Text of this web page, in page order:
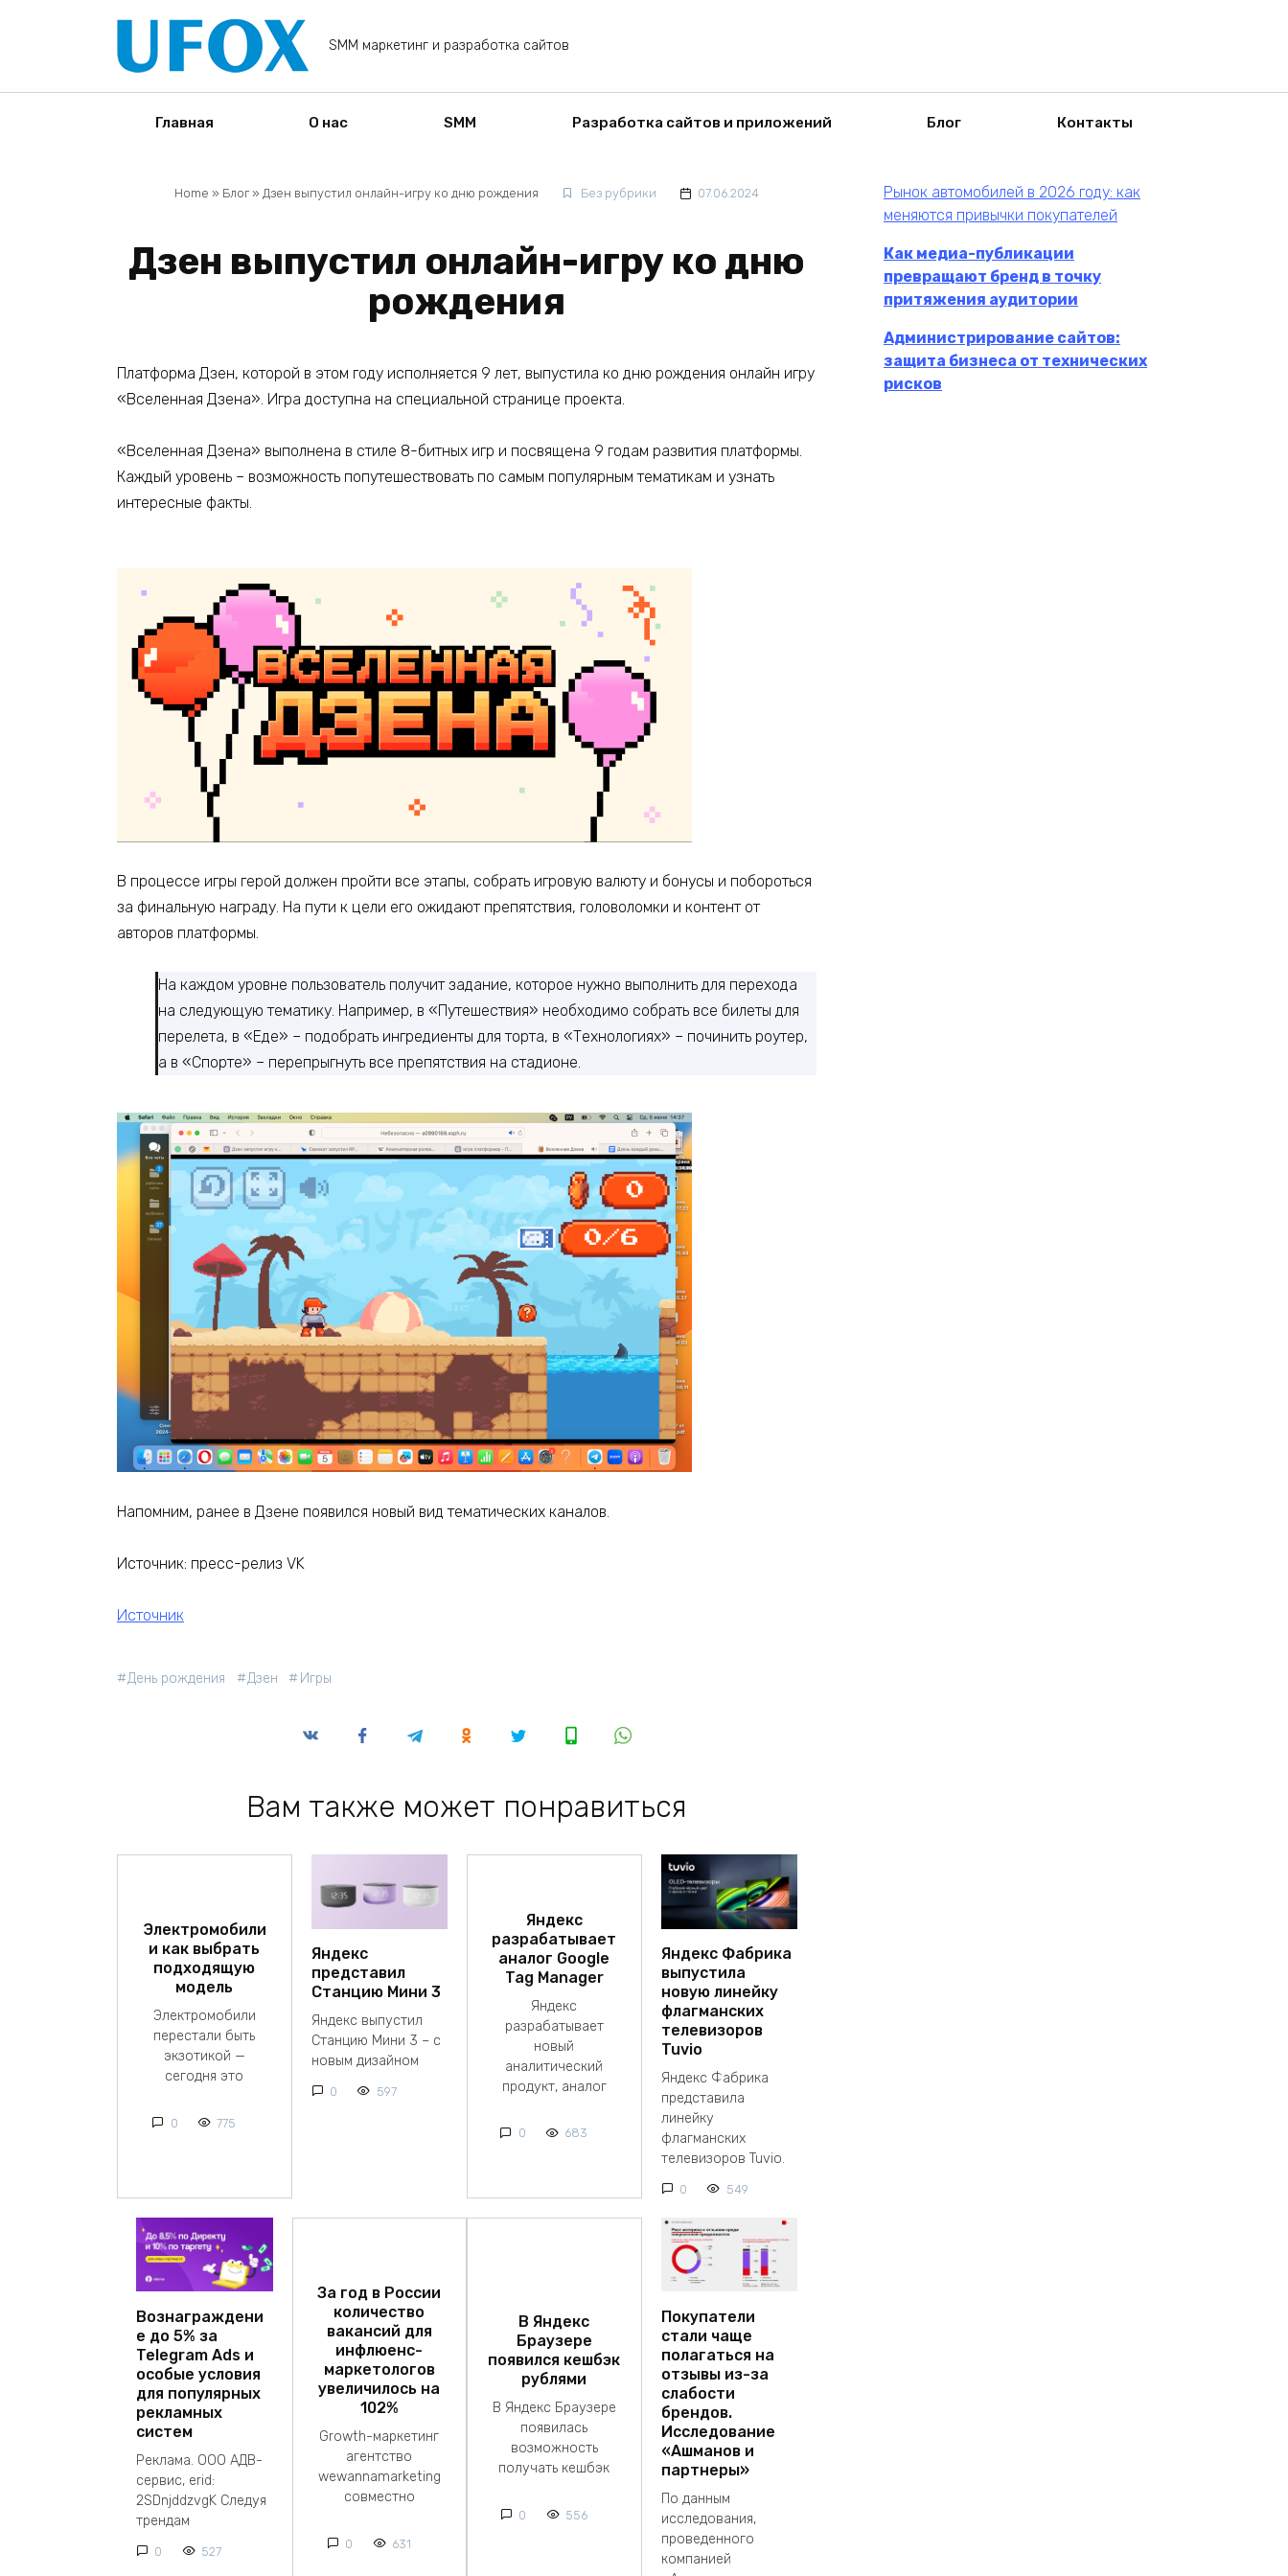
SMM маркетинг и разработка сайтов
Главная О нас SMM Разработка сайтов и приложений Блог Контакты
Home » Блог»Дзен выпустил онлайн-игру ко дню рождения Без рубрики 07.06.2024
Дзен выпустил онлайн-игру ко дню
рождения
Платформа Дзен, которой в этом году исполняется 9 лет, выпустила ко дню рождения онлайн игру
«Вселенная Дзена». Игра доступна на специальной странице проекта.
«Вселенная Дзена» выполнена в стиле 8-битных игр и посвящена 9 годам развития платформы.
Каждый уровень – возможность попутешествовать по самым популярным тематикам и узнать
интересные факты.
В процессе игры герой должен пройти все этапы, собрать игровую валюту и бонусы и побороться
за финальную награду. На пути к цели его ожидают препятствия, головоломки и контент от
авторов платформы.
На каждом уровне пользователь получит задание, которое нужно выполнить для перехода
на следующую тематику. Например, в «‎Путешествия»‎ необходимо собрать все билеты для
перелета, в «Еде» – подобрать ингредиенты для торта, в «Технологиях» – починить роутер,
а в «Спорте» – перепрыгнуть все препятствия на стадионе.
Напомним, ранее в Дзене появился новый вид тематических каналов.
Источник: пресс-релиз VK
Источник
День рождения Дзен Игры
Вам также может понравиться
Электромобили
и как выбрать
подходящую
модель
Электромобили
перестали быть
экзотикой —
сегодня это
0 775
Яндекс
представил
Станцию Мини 3
Яндекс выпустил
Станцию Мини 3 – с
новым дизайном
0 597
Яндекс
разрабатывает
аналог Google
Tag Manager
Яндекс
разрабатывает
новый
аналитический
продукт, аналог
0 683
Яндекс Фабрика
выпустила
новую линейку
флагманских
телевизоров
Tuvio
Яндекс Фабрика
представила
линейку
флагманских
телевизоров Tuvio.
0 549
Вознаграждени
е до 5% за
Telegram Ads и
особые условия
для популярных
рекламных
систем
Реклама. ООО АДВ-
сервис, erid:
2SDnjddzvgK Следуя
трендам
0 527
За год в России
количество
вакансий для
инфлюенс-
маркетологов
увеличилось на
102%
Growth-маркетинг
агентство
wewannamarketing
совместно
0 631
В Яндекс
Браузере
появился кешбэк
рублями
В Яндекс Браузере
появилась
возможность
получать кешбэк
0 556
Покупатели
стали чаще
полагаться на
отзывы из-за
слабости
брендов.
Исследование
«Ашманов и
партнеры»
По данным
исследования,
проведенного
компанией
Рынок автомобилей в 2026 году: как
меняются привычки покупателей
Как медиа-публикации
превращают бренд в точку
притяжения аудитории
Администрирование сайтов:
защита бизнеса от технических
рисков